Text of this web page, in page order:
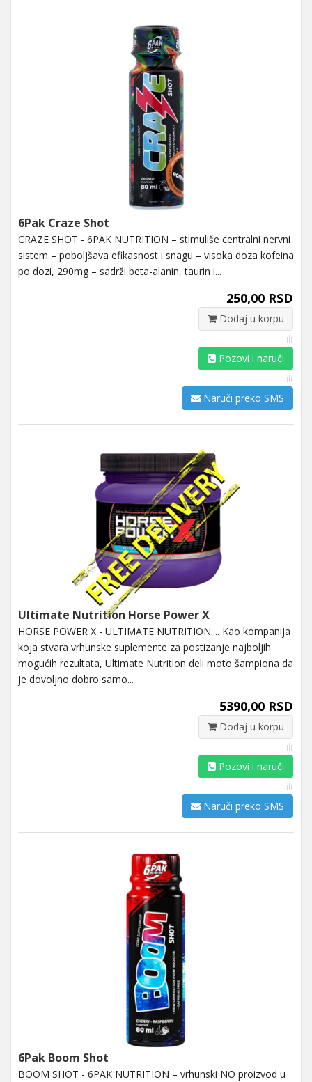
6Pak Craze Shot
CRAZE SHOT - 6PAK NUTRITION – stimuliše centralni nervni
sistem – poboljšava efikasnost i snagu – visoka doza kofeina
po dozi, 290mg – sadrži beta-alanin, taurin i...
250,00 RSD
Dodaj u korpu
ili
Pozovi i naruči
ili
Naruči preko SMS
Ultimate Nutrition Horse Power X
HORSE POWER X - ULTIMATE NUTRITION.... Kao kompanija
koja stvara vrhunske suplemente za postizanje najboljih
mogućih rezultata, Ultimate Nutrition deli moto šampiona da
je dovoljno dobro samo...
5390,00 RSD
Dodaj u korpu
ili
Pozovi i naruči
ili
Naruči preko SMS
6Pak Boom Shot
BOOM SHOT - 6PAK NUTRITION – vrhunski NO proizvod u